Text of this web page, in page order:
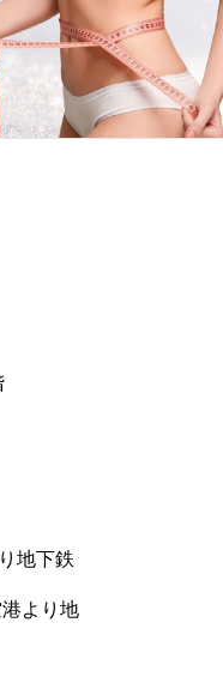
地下鉄
より地